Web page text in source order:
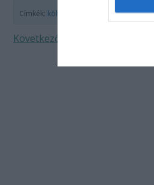
Címkék: köhögés
Következő oldal »